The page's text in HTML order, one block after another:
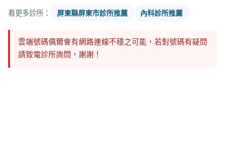
看更多診所： 屏東縣屏東市診所推薦 內科診所推薦
雲端號碼偶爾會有網路連線不穩之可能，若對號碼有疑問
請致電診所詢問，謝謝！